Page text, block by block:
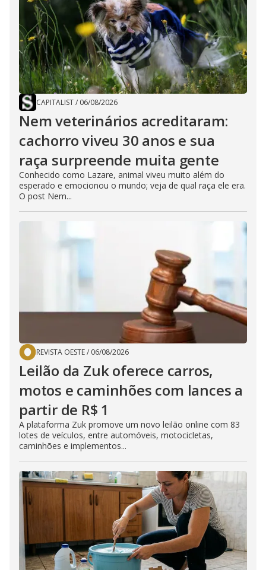
CAPITALIST/ 06/08/2026
Nem veterinários acreditaram:
cachorro viveu 30 anos e sua
raça surpreende muita gente
Conhecido como Lazare, animal viveu muito além do
esperado e emocionou o mundo; veja de qual raça ele era.
O post Nem...
REVISTA OESTE/ 06/08/2026
Leilão da Zuk oferece carros,
motos e caminhões com lances a
partir de R$ 1
A plataforma Zuk promove um novo leilão online com 83
lotes de veículos, entre automóveis, motocicletas,
caminhões e implementos...